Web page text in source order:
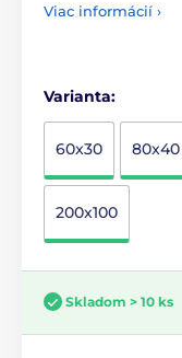
Viac informácií ›
Varianta:
60x30 80x40
200x100
Skladom > 10 ks